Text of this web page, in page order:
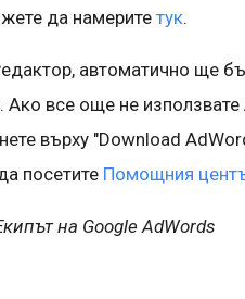
да намерите тук.
автоматично ще
Ако все още не
върху "Download
посетите Помощния
на Google AdWords